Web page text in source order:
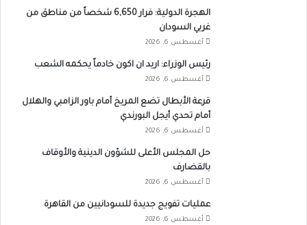
الهجرة الدولية: فرار 6,650 شخصاً من مناطق من
غربي السودان
أغسطس 6, 2026
رئيس الوزراء: اريد ان اكون خادماً يحكمه الشعب
أغسطس 6, 2026
قرعة الأبطال تضع المريخ أمام باور الزامبي والهلال
أمام تحدي أيجل البورندي
أغسطس 6, 2026
حل المجلس الأعلى للشؤون الدينية والأوقاف
بالقضارف
أغسطس 6, 2026
عمليات تفويج جديدة للسودانيين من القاهرة
أغسطس 6, 2026